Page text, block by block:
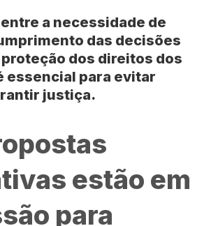
a necessidade de
das decisões
dos direitos dos
essencial para evitar
justiça.
estão em
para